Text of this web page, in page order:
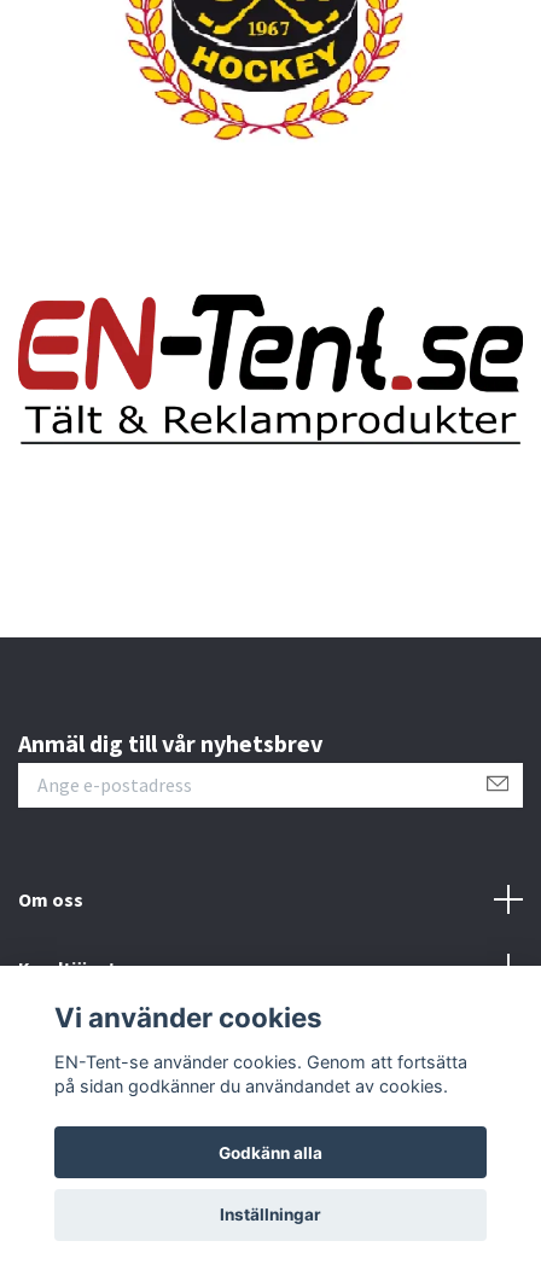
Anmäl dig till vår nyhetsbrev
Om oss
Kundtjänst
Sociala medier
© 2026 EN-Tent-se
Vi använder cookies
EN-Tent-se använder cookies. Genom att fortsätta
på sidan godkänner du användandet av cookies.
Godkänn alla
Inställningar